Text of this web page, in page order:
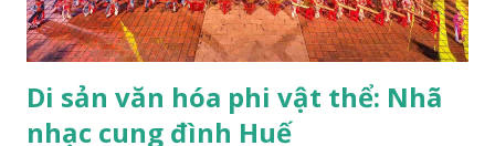
Di sản văn hóa phi vật thể: Nhã
nhạc cung đình Huế